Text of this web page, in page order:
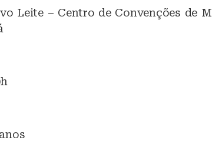
Leite – Centro de Convenções de